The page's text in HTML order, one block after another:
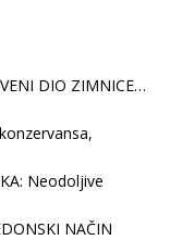
DIO ZIMNICE…
Neodoljive
NAČIN